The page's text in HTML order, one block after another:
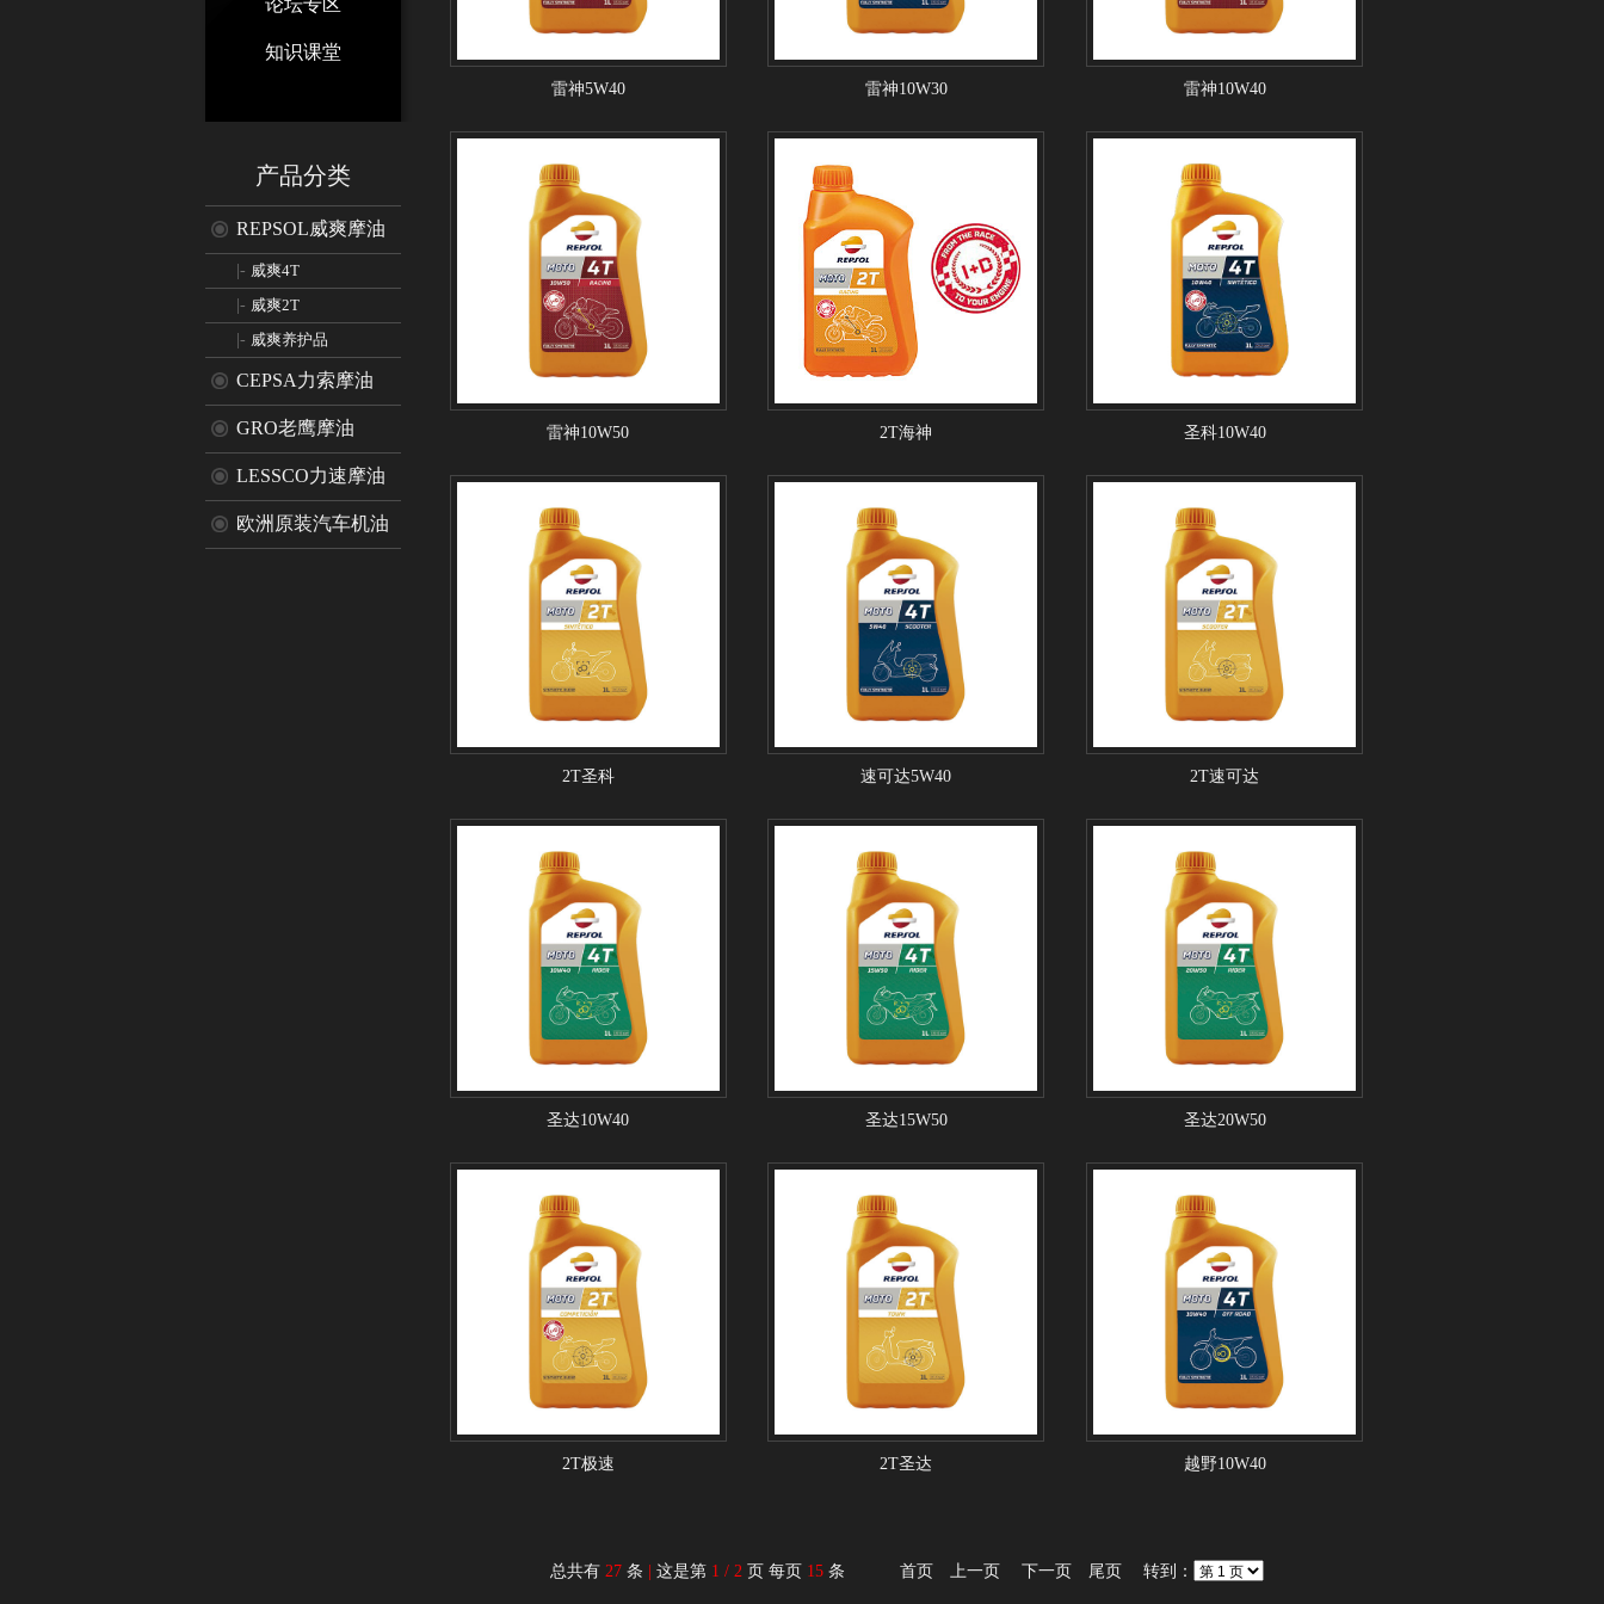
论坛专区
知识课堂
产品分类
REPSOL威爽摩油
|- 威爽4T
|- 威爽2T
|- 威爽养护品
CEPSA力索摩油
GRO老鹰摩油
LESSCO力速摩油
欧洲原装汽车机油
雷神5W40 雷神10W30 雷神10W40
雷神10W50 2T海神 圣科10W40
2T圣科 速可达5W40 2T速可达
圣达10W40 圣达15W50 圣达20W50
2T极速 2T圣达 越野10W40
总共有27 条 这是第 1 / 2 页 每页 15 条 首页 上一页 下一页 尾页 转到：